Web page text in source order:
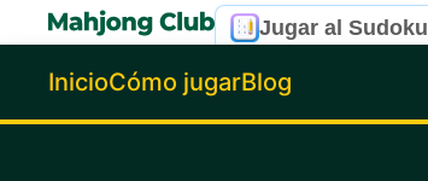
Jugar al Sudoku
InicioCómo jugarBlog